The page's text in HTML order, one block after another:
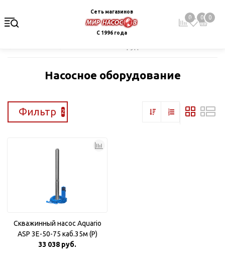
Сеть магазинов
С 1996 года
0 0 0
Насосное оборудование
Фильтр 2
Скважинный насос Aquario
ASP 3E-50-75 каб.35м (P)
Плавный пуск
33 038 руб.